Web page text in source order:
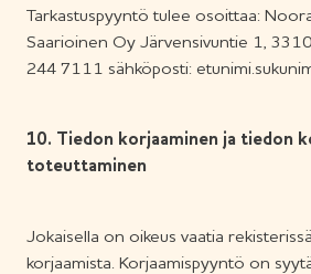
Tarkastuspyyntö tulee osoittaa:
Saarioinen Oy Järvensivuntie 1,
244 7111 sähköposti:
10. Tiedon korjaaminen ja tiedon
toteuttaminen
Jokaisella on oikeus vaatia
korjaamista. Korjaamispyyntö on